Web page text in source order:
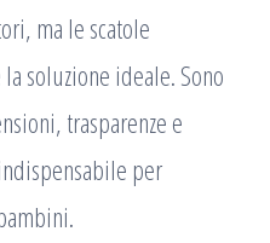
ma le scatole
soluzione ideale. Sono
trasparenze e
per